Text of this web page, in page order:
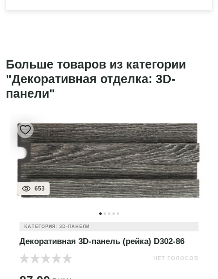
Больше товаров из категории
"Декоративная отделка: 3D-
панели"
653
КАТЕГОРИЯ: 3D-ПАНЕЛИ
Декоративная 3D-панель (рейка) D302-86
НЕТ ГОЛОСОВ